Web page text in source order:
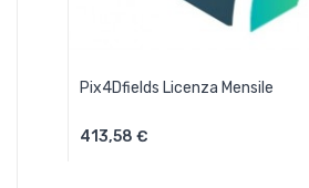
Pix4Dfields Licenza Mensile
413,58 €Aggiungi Al Carrello